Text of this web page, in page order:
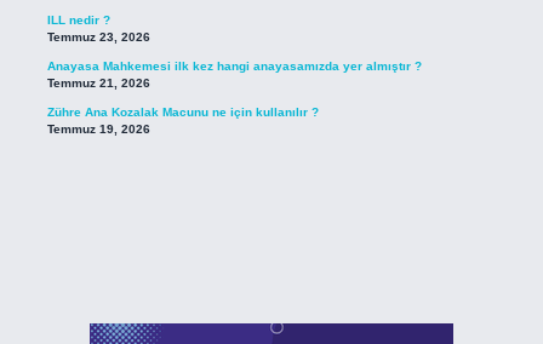
ILL nedir ?
Temmuz 23, 2026
Anayasa Mahkemesi ilk kez hangi anayasamızda yer almıştır ?
Temmuz 21, 2026
Zühre Ana Kozalak Macunu ne için kullanılır ?
Temmuz 19, 2026